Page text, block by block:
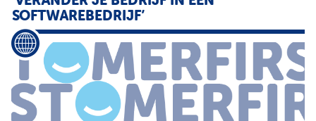
SOFTWAREBEDRIJF’